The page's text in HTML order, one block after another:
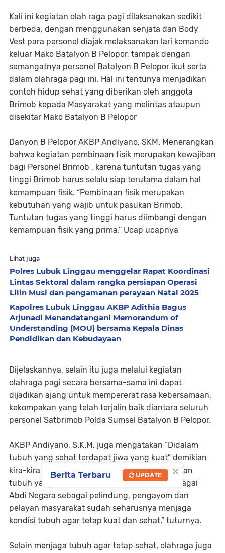
Kali ini kegiatan olah raga pagi dilaksanakan sedikit
berbeda, dengan menggunakan senjata dan Body
Vest para personel diajak melaksanakan lari komando
keluar Mako Batalyon B Pelopor, tampak dengan
semangatnya personel Batalyon B Pelopor ikut serta
dalam olahraga pagi ini. Hal ini tentunya menjadikan
contoh hidup sehat yang diberikan oleh anggota
Brimob kepada Masyarakat yang melintas ataupun
disekitar Mako Batalyon B Pelopor
Danyon B Pelopor AKBP Andiyano, SKM. Menerangkan
bahwa kegiatan pembinaan fisik merupakan kewajiban
bagi Personel Brimob , karena tuntutan tugas yang
tinggi Brimob harus selalu siap terutama dalam hal
kemampuan fisik. “Pembinaan fisik merupakan
kebutuhan yang wajib untuk pasukan Brimob,
Tuntutan tugas yang tinggi harus diimbangi dengan
kemampuan fisik yang prima.” Ucap ucapnya
Lihat juga
Polres Lubuk Linggau menggelar Rapat Koordinasi
Lintas Sektoral dalam rangka persiapan Operasi
Lilin Musi dan pengamanan perayaan Natal 2025
Kapolres Lubuk Linggau AKBP Adithia Bagus
Arjunadi Menandatangani Memorandum of
Understanding (MOU) bersama Kepala Dinas
Pendidikan dan Kebudayaan
Dijelaskannya, selain itu juga melalui kegiatan
olahraga pagi secara bersama-sama ini dapat
dijadikan ajang untuk mempererat rasa kebersamaan,
kekompakan yang telah terjalin baik diantara seluruh
personel Satbrimob Polda Sumsel Batalyon B Pelopor.
AKBP Andiyano, S.K.M, juga mengatakan “Didalam
tubuh yang sehat terdapat jiwa yang kuat” demikian
kira-kira makna yang tersirat. agar mendapatkan
tubuh yang kuat dan sehat untuk itu Polri sebagai
Abdi Negara sebagai pelindung, pengayom dan
pelayan masyarakat sudah seharusnya menjaga
kondisi tubuh agar tetap kuat dan sehat.” tuturnya.
Selain menjaga tubuh agar tetap sehat, olahraga juga
×
Berita Terbaru UPDATE